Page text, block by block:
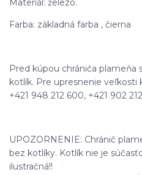
Materiál: železo.
Farba: základná farba , čierna
Pred kúpou chrániča plameňa
kotlík. Pre upresnenie veľkosti
+421 948 212 600, +421 902
UPOZORNENIE: Chránič
bez kotlíky. Kotlík nie je
ilustračná!!